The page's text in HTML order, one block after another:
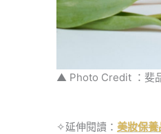
▲ Photo Credit ：斐
✧延伸閱讀： 美妝保養